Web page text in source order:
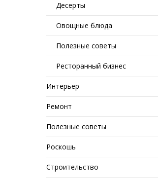
Десерты
Овощные блюда
Полезные советы
Ресторанный бизнес
Интерьер
Ремонт
Полезные советы
Роскошь
Строительство